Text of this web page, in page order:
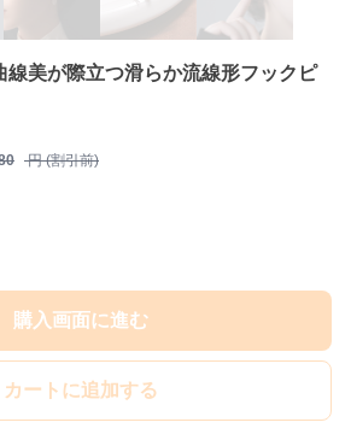
線美が際立つ滑らか流線形フックピ
円 (割引前)
購入画面に進む
カートに追加する